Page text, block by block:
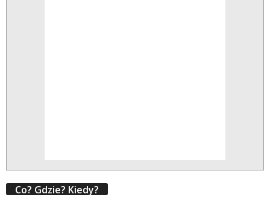
Co? Gdzie? Kiedy?